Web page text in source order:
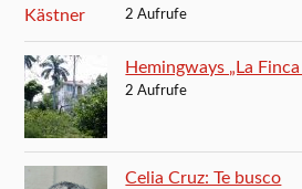
2 Aufrufe
Hemingways „La Finca
2 Aufrufe
Celia Cruz: Te busco